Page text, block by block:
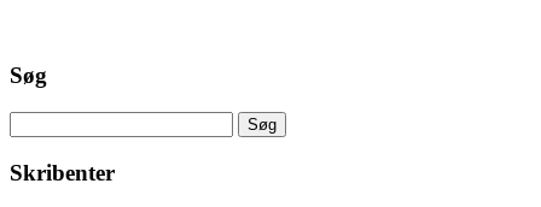
Søg
efter:
Skribenter